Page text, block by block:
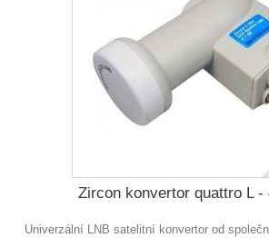
Zircon konvertor quattro L -
Univerzální LNB satelitní konvertor od